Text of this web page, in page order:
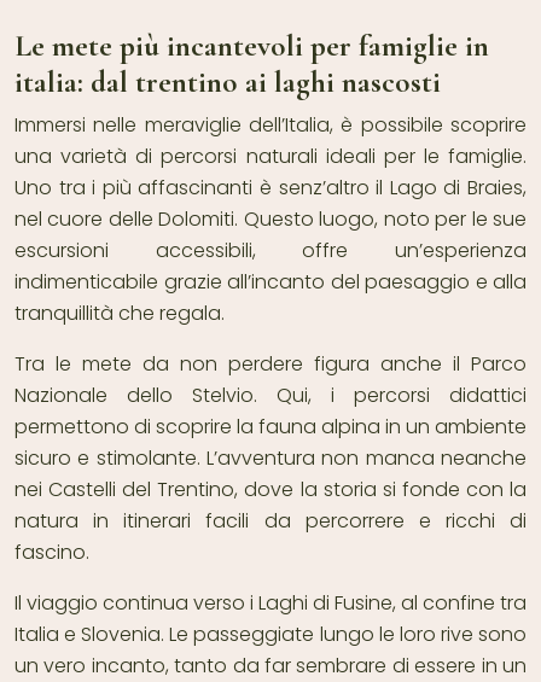
Le mete più incantevoli per famiglie in
italia: dal trentino ai laghi nascosti
Immersi nelle meraviglie dell’Italia, è possibile scoprire
una varietà di percorsi naturali ideali per le famiglie.
Uno tra i più affascinanti è senz’altro il Lago di Braies,
nel cuore delle Dolomiti. Questo luogo, noto per le sue
escursioni accessibili, offre un’esperienza
indimenticabile grazie all’incanto del paesaggio e alla
tranquillità che regala.
Tra le mete da non perdere figura anche il Parco
Nazionale dello Stelvio. Qui, i percorsi didattici
permettono di scoprire la fauna alpina in un ambiente
sicuro e stimolante. L’avventura non manca neanche
nei Castelli del Trentino, dove la storia si fonde con la
natura in itinerari facili da percorrere e ricchi di
fascino.
Il viaggio continua verso i Laghi di Fusine, al confine tra
Italia e Slovenia. Le passeggiate lungo le loro rive sono
un vero incanto, tanto da far sembrare di essere in un